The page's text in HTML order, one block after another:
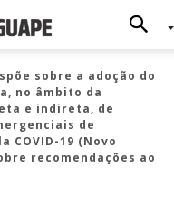
sobre a adoção do
no âmbito da
e indireta, de
de
COVID-19 (Novo
recomendações ao